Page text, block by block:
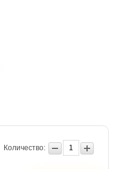
Количество: